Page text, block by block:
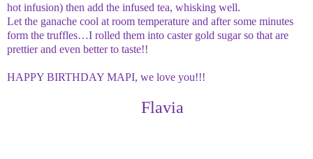
hot infusion) then add the infused tea, whisking well.
Let the ganache cool at room temperature and after some minutes
form the truffles…I rolled them into caster gold sugar so that are
prettier and even better to taste!!
HAPPY BIRTHDAY MAPI, we love you!!!
Flavia